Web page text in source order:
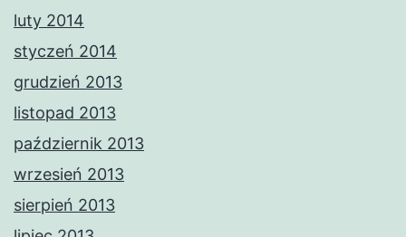
luty 2014
styczeń 2014
grudzień 2013
listopad 2013
październik 2013
wrzesień 2013
sierpień 2013